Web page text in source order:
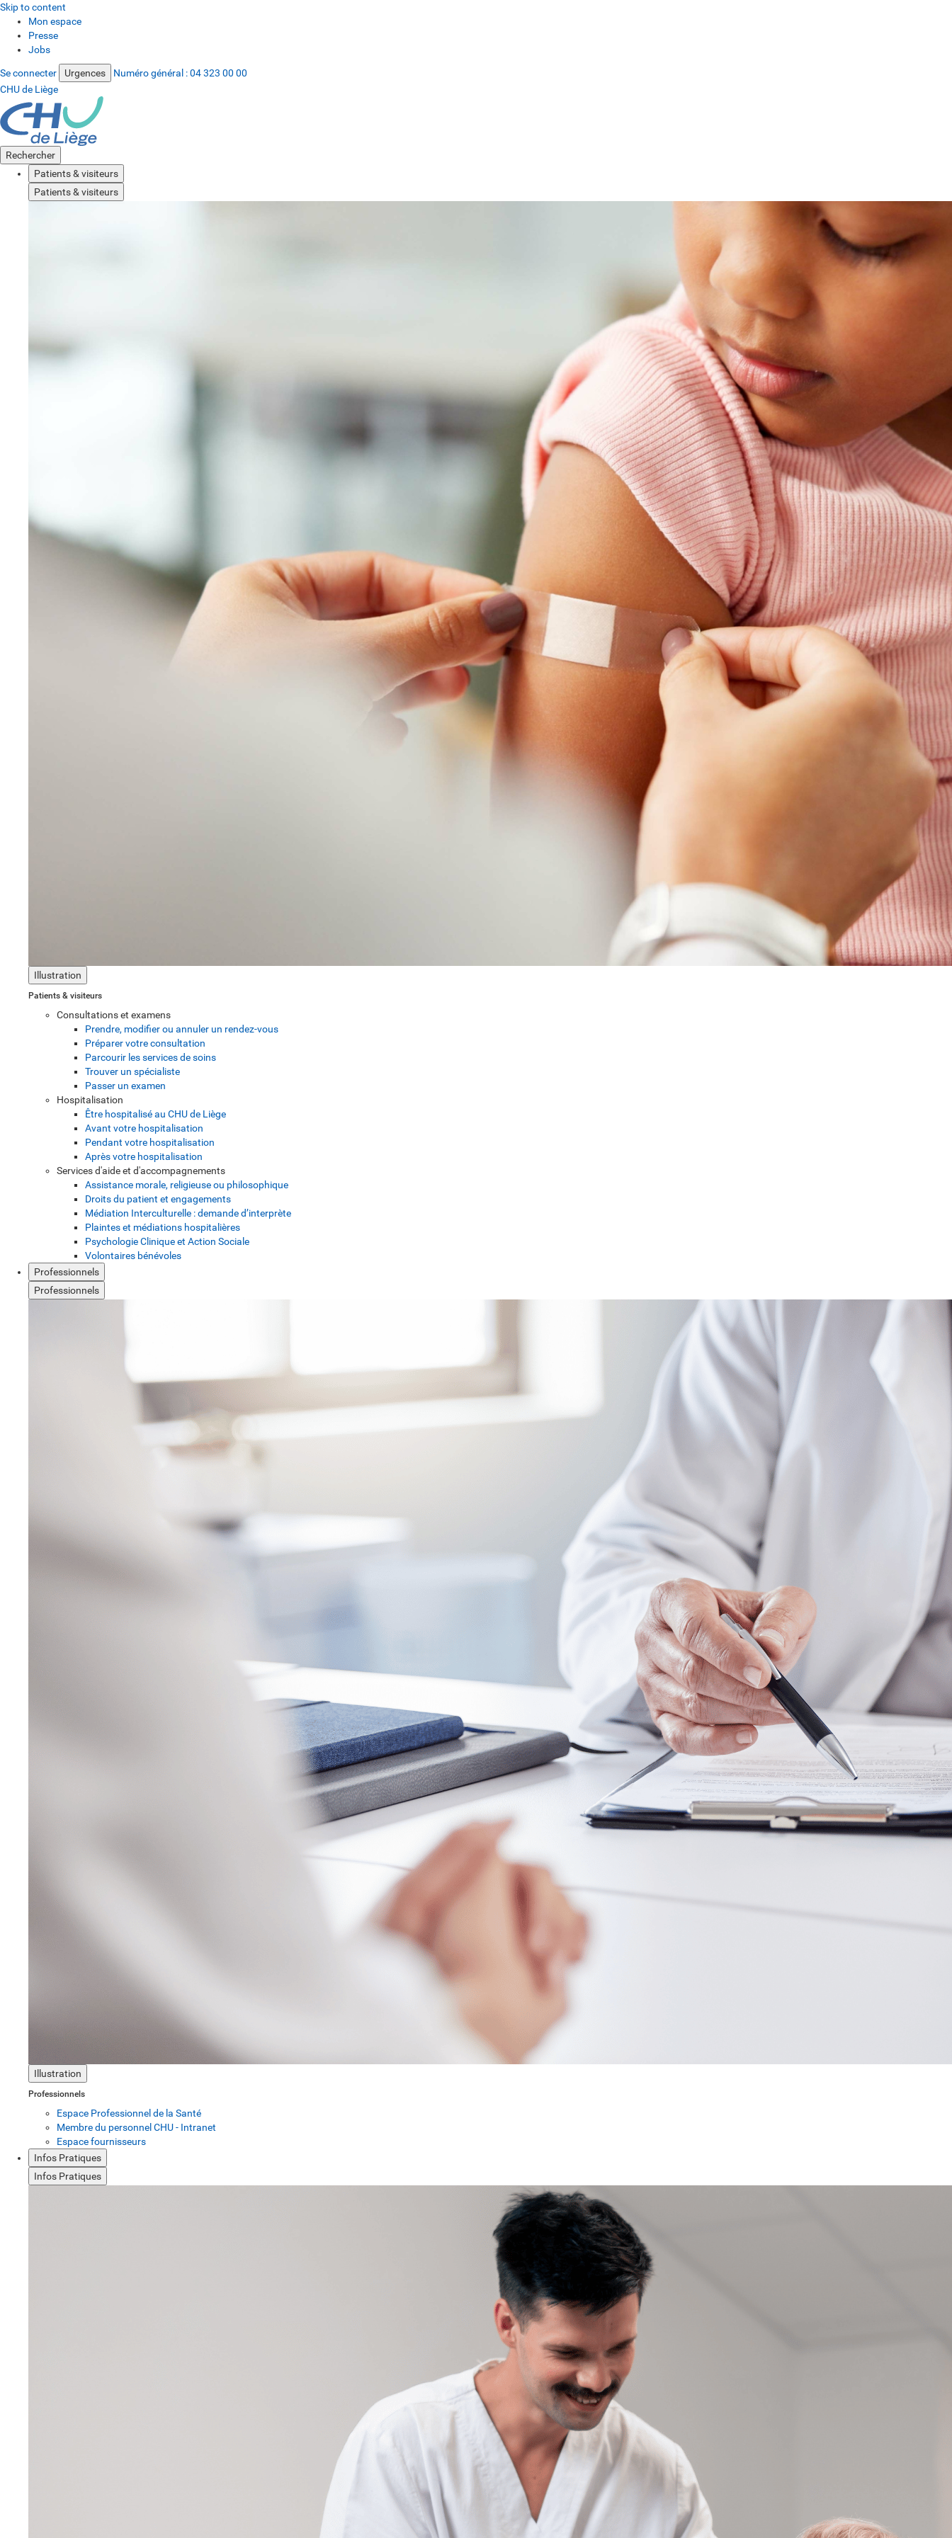
Skip to content
Mon espace
Presse
Jobs
Se connecter Urgences Numéro général :04 323 00 00
CHU de Liège
Rechercher
Patients & visiteurs
Patients & visiteurs
Illustration
Patients & visiteurs
Consultations et examens
Prendre, modifier ou annuler un rendez-vous
Préparer votre consultation
Parcourir les services de soins
Trouver un spécialiste
Passer un examen
Hospitalisation
Être hospitalisé au CHU de Liège
Avant votre hospitalisation
Pendant votre hospitalisation
Après votre hospitalisation
Services d'aide et d'accompagnements
Assistance morale, religieuse ou philosophique
Droits du patient et engagements
Médiation Interculturelle : demande d’interprète
Plaintes et médiations hospitalières
Psychologie Clinique et Action Sociale
Volontaires bénévoles
Professionnels
Professionnels
Illustration
Professionnels
Espace Professionnel de la Santé
Membre du personnel CHU - Intranet
Espace fournisseurs
Infos Pratiques
Infos Pratiques